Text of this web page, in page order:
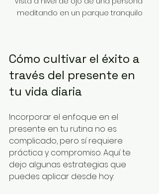
meditando en un parque tranquilo
Cómo cultivar el éxito a
través del presente en
tu vida diaria
Incorporar el enfoque en el
presente en tu rutina no es
complicado, pero sí requiere
práctica y compromiso. Aquí te
dejo algunas estrategias que
puedes aplicar desde hoy: